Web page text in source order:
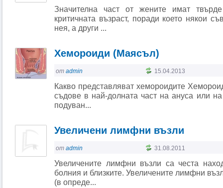
Значителна част от жените имат
критичната възраст, поради което някои
нея, а други ...
Хемороиди (Маясъл)
от admin 15.04.2013
Какво представляват хемороидите
съдове в най-долната част на ануса или
подуван...
Увеличени лимфни възли
от admin 31.08.2011
Увеличените лимфни възли са честа
болния и близките. Увеличените лимфни
(в опреде...